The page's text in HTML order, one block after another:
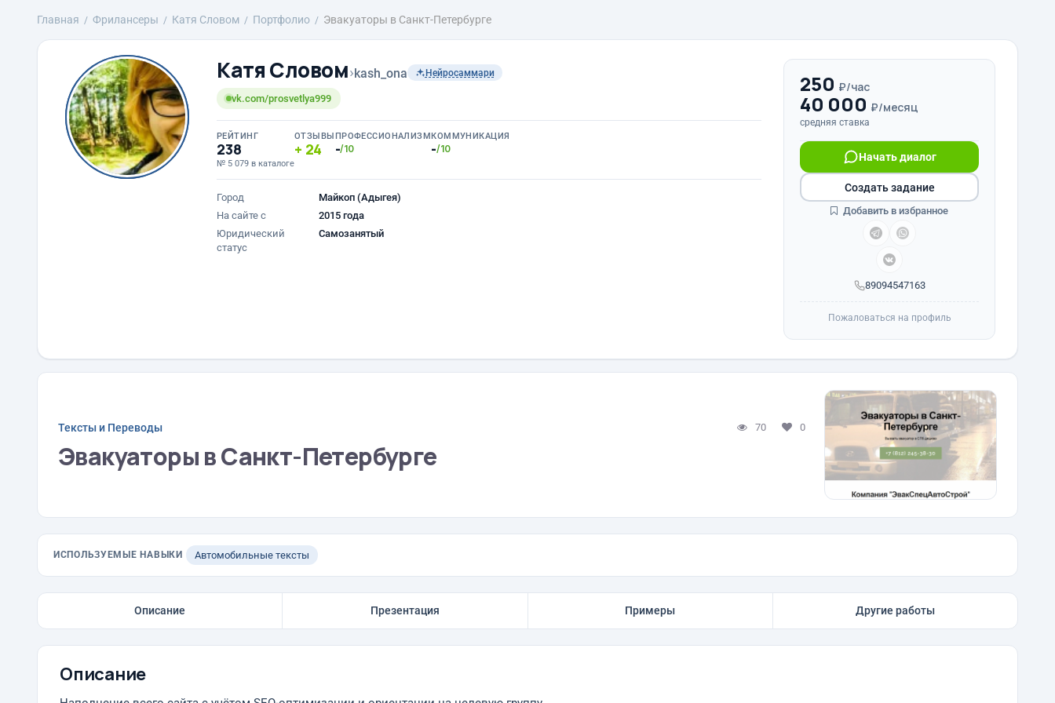
Главная Фрилансеры Катя Словом Портфолио Эвакуаторы в Санкт-Петербурге
Катя Словом›kash_ona Нейросаммари
vk.com/prosvetlya999
РЕЙТИНГ
238
№ 5 079 в каталоге
ОТЗЫВЫ
24
ПРОФЕССИОНАЛИЗМ
-/10
КОММУНИКАЦИЯ
-/10
Город
Майкоп (Адыгея)
На сайте с
2015 года
Юридический
статус
Самозанятый
250 ₽/час
40 000 ₽/месяц
средняя ставка
89094547163
Начать диалог
Создать задание
Добавить в избранное
Пожаловаться на профиль
Тексты и Переводы 70 0
Эвакуаторы в Санкт-Петербурге
ИСПОЛЬЗУЕМЫЕ НАВЫКИ Автомобильные тексты
Описание Презентация Примеры Другие работы
Описание